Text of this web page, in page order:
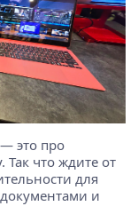
это про
Так что ждите от
для
и